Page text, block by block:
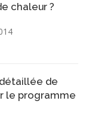
chaleur ?
de
le programme